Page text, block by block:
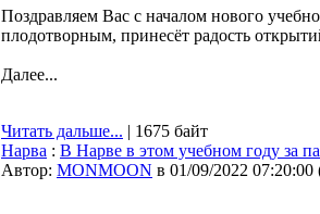
Поздравляем Вас с началом нового
плодотворным, принесёт радость
Далее...
Читать дальше... | 1675 байт
Нарва : В Нарве в этом учебном году за
Автор: MONMOON в 01/09/2022 07:20:00